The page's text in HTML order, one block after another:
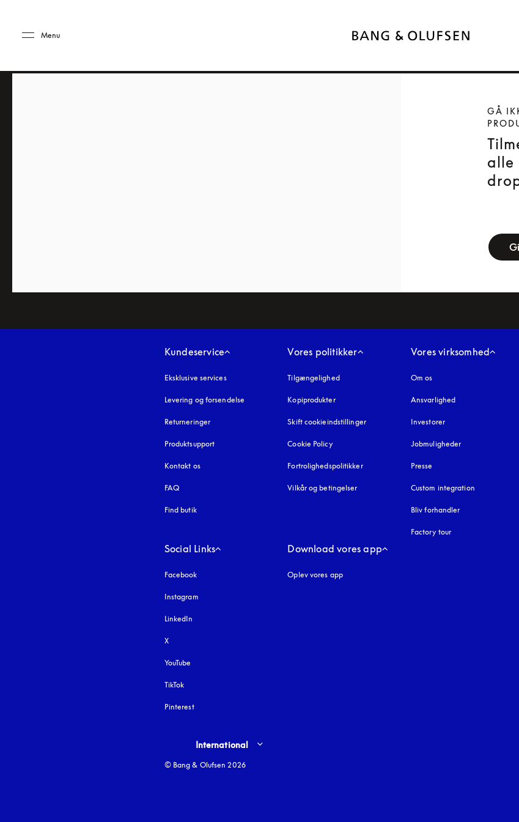
Menu
GÅ
alle
Kundeservice
Eksklusive services
Levering og forsendelse
Returneringer
Produktsupport
Kontakt os
FAQ
Find butik
Vores politikker
Tilgængelighedåbnes under en ny fane
Kopiprodukteråbnes under en ny fane
Skift cookieindstillinger
Cookie Policyåbnes under en ny fane
Fortrolighedspolitikkeråbnes under en ny fane
Vilkår og betingelser
Vores virksomhed
Om os
Ansvarlighed
Investorer
Jobmuligheder
Presse
Custom integration
Bliv forhandler
Factory tour
Social Links
Facebook
Instagram
LinkedIn
X
YouTube
TikTok
Pinterest
Download vores app
Oplev vores app
Select country and language
International
© Bang & Olufsen 2026